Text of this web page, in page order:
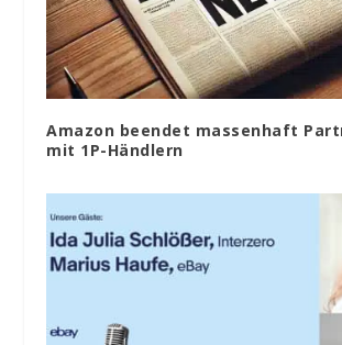
Amazon beendet massenhaft
mit 1P-Händlern